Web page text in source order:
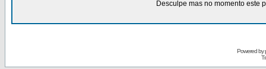
Desculpe mas no momento este
Powered by